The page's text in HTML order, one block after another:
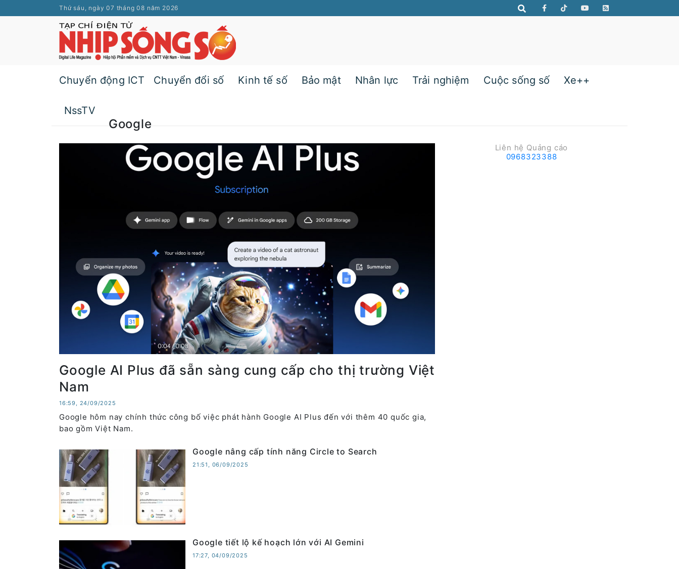
Thứ sáu, ngày 07 tháng 08 năm 2026
Chuyển động ICT Chuyển đổi số Kinh tế số Bảo mật Nhân lực Trải nghiệm Cuộc sống số Xe++
NssTV
Google
Google AI Plus đã sẵn sàng cung cấp cho thị trường Việt
Nam
16:59, 24/09/2025
Google hôm nay chính thức công bố việc phát hành Google AI Plus đến với thêm 40 quốc gia,
bao gồm Việt Nam.
Google nâng cấp tính năng Circle to Search
21:51, 06/09/2025
Google tiết lộ kế hoạch lớn với AI Gemini
17:27, 04/09/2025
Liên hệ Quảng cáo
0968323388